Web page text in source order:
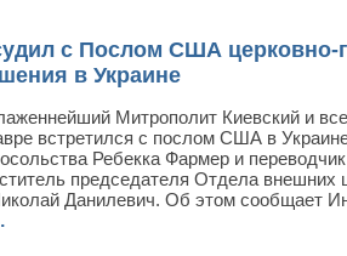
с Послом США церковно-
в Украине
Митрополит Киевский и
встретился с послом США в
Ребекка Фармер и
председателя Отдела
Данилевич. Об этом сообщает